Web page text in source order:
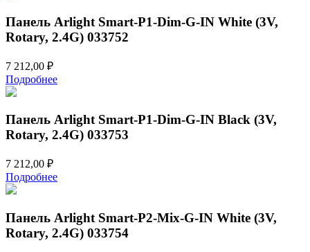
428,00 ₽.
Панель Arlight Smart-P1-Dim-G-IN White (3V,
Rotary, 2.4G) 033752
7 212,00 ₽
Подробнее
Панель Arlight Smart-P1-Dim-G-IN Black (3V,
Rotary, 2.4G) 033753
7 212,00 ₽
Подробнее
Панель Arlight Smart-P2-Mix-G-IN White (3V,
Rotary, 2.4G) 033754